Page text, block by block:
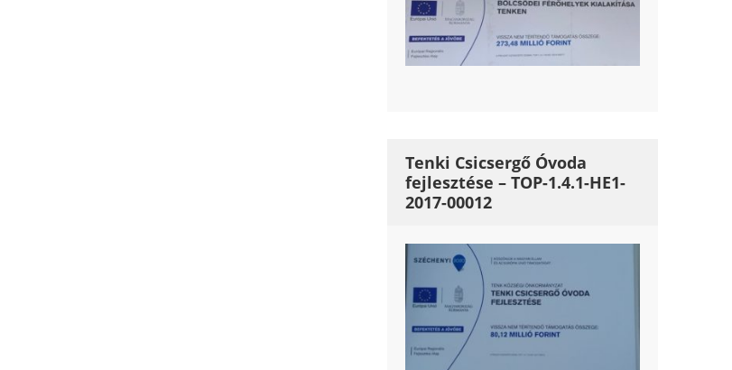
Tenki Csicsergő Óvoda
fejlesztése – TOP-1.4.1-HE1-
2017-00012